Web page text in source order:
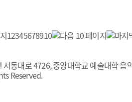
12345678910
동대로 4726, 중앙대학교 예술대학 음
Reserved.